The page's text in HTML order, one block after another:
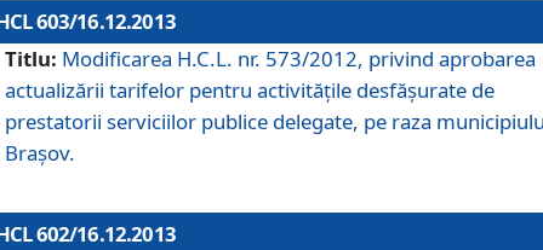
603/16.12.2013
Titlu: Modificarea H.C.L. nr. 573/2012, privind aprobarea
actualizării tarifelor pentru activităţile desfăşurate de
prestatorii serviciilor publice delegate, pe raza
Braşov.
602/16.12.2013